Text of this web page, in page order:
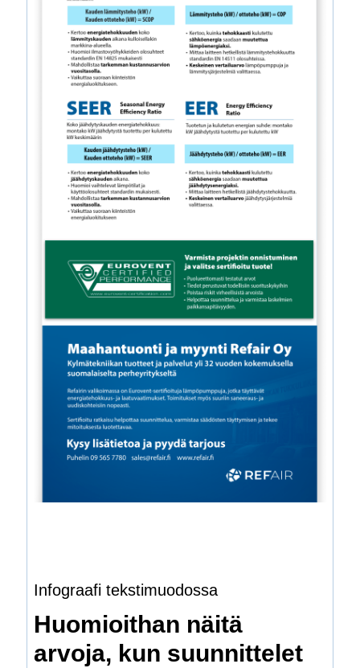
Infograafi tekstimuodossa
Huomioithan näitä
arvoja, kun suunnittelet